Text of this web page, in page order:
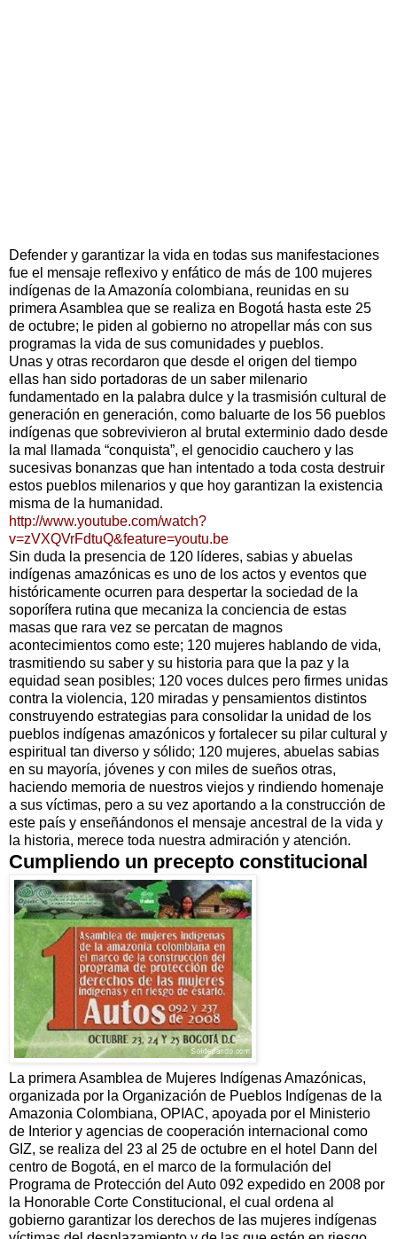
Defender y garantizar la vida en todas sus manifestaciones
fue el mensaje reflexivo y enfático de más de 100 mujeres
indígenas de la Amazonía colombiana, reunidas en su
primera Asamblea que se realiza en Bogotá hasta este 25
de octubre; le piden al gobierno no atropellar más con sus
programas la vida de sus comunidades y pueblos.
Unas y otras recordaron que desde el origen del tiempo
ellas han sido portadoras de un saber milenario
fundamentado en la palabra dulce y la trasmisión cultural de
generación en generación, como baluarte de los 56 pueblos
indígenas que sobrevivieron al brutal exterminio dado desde
la mal llamada “conquista”, el genocidio cauchero y las
sucesivas bonanzas que han intentado a toda costa destruir
estos pueblos milenarios y que hoy garantizan la existencia
misma de la humanidad.
http://www.youtube.com/watch?
v=zVXQVrFdtuQ&feature=youtu.be
Sin duda la presencia de 120 líderes, sabias y abuelas
indígenas amazónicas es uno de los actos y eventos que
históricamente ocurren para despertar la sociedad de la
soporífera rutina que mecaniza la conciencia de estas
masas que rara vez se percatan de magnos
acontecimientos como este; 120 mujeres hablando de vida,
trasmitiendo su saber y su historia para que la paz y la
equidad sean posibles; 120 voces dulces pero firmes unidas
contra la violencia, 120 miradas y pensamientos distintos
construyendo estrategias para consolidar la unidad de los
pueblos indígenas amazónicos y fortalecer su pilar cultural y
espiritual tan diverso y sólido; 120 mujeres, abuelas sabias
en su mayoría, jóvenes y con miles de sueños otras,
haciendo memoria de nuestros viejos y rindiendo homenaje
a sus víctimas, pero a su vez aportando a la construcción de
este país y enseñándonos el mensaje ancestral de la vida y
la historia, merece toda nuestra admiración y atención.
Cumpliendo un precepto constitucional
La primera Asamblea de Mujeres Indígenas Amazónicas,
organizada por la Organización de Pueblos Indígenas de la
Amazonia Colombiana, OPIAC, apoyada por el Ministerio
de Interior y agencias de cooperación internacional como
GIZ, se realiza del 23 al 25 de octubre en el hotel Dann del
centro de Bogotá, en el marco de la formulación del
Programa de Protección del Auto 092 expedido en 2008 por
la Honorable Corte Constitucional, el cual ordena al
gobierno garantizar los derechos de las mujeres indígenas